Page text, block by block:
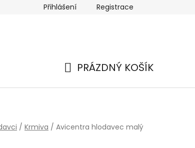
Přihlášení Registrace
PRÁZDNÝ KOŠÍK
/ Krmiva / Avicentra hlodavec malý